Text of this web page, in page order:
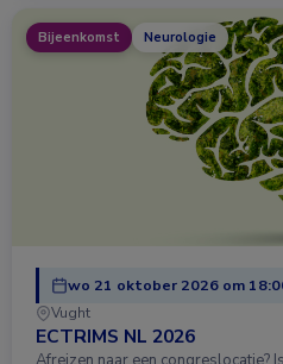
Bijeenkomst Neurologie
wo 21 oktober 2026 om
Vught
ECTRIMS NL 2026